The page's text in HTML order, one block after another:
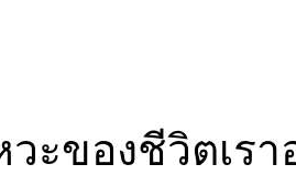
วะของชีวิตเร